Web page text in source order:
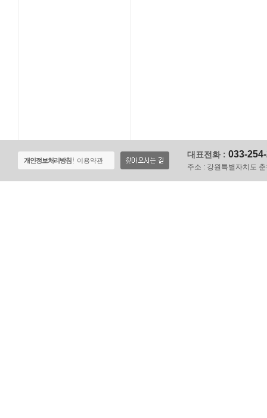
개인정보처리방침 이용약관
대표전화 : 033-
주소 : 강원특별자치도